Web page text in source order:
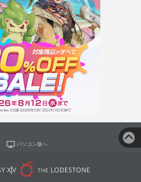
パソコン版へ